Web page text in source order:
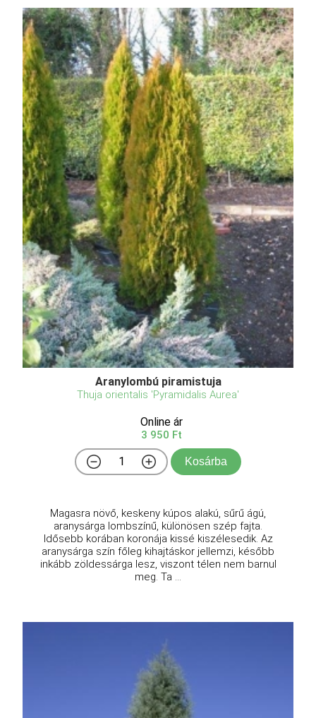
Aranylombú piramistuja
Thuja orientalis 'Pyramidalis Aurea'
Online ár
3 950 Ft
Kosárba
Magasra növő, keskeny kúpos alakú, sűrű ágú,
aranysárga lombszínű, különösen szép fajta.
Idősebb korában koronája kissé kiszélesedik. Az
aranysárga szín főleg kihajtáskor jellemzi, később
inkább zöldessárga lesz, viszont télen nem barnul
meg. Ta ...